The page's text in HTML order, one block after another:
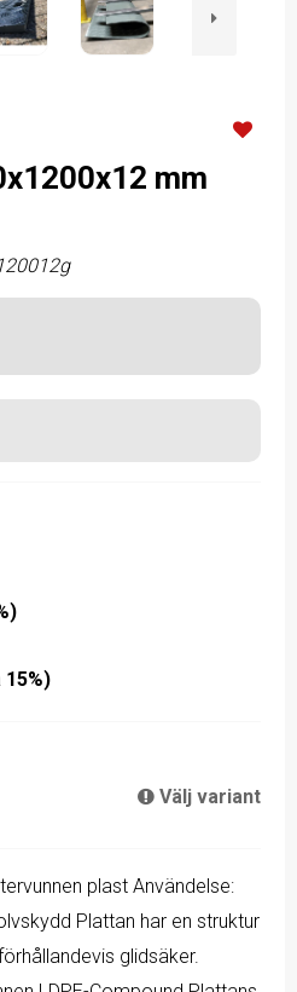
mm
15%)
Välj variant
plast Användelse:
Plattan har en struktur
glidsäker.